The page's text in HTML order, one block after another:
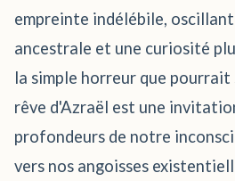
empreinte indélébile,
ancestrale et une curiosité
la simple horreur que pourrait
rêve d'Azraël est une
profondeurs de notre
vers nos angoisses